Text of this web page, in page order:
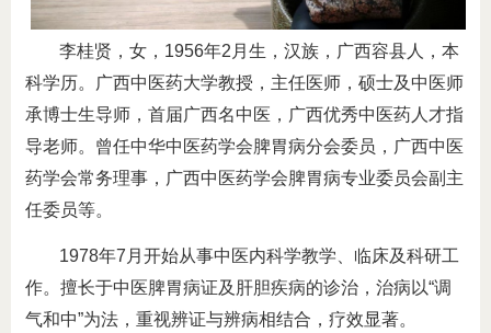
李桂贤，女，1956年2月生，汉族，广西容县人，本
科学历。广西中医药大学教授，主任医师，硕士及中医师
承博士生导师，首届广西名中医，广西优秀中医药人才指
导老师。曾任中华中医药学会脾胃病分会委员，广西中医
药学会常务理事，广西中医药学会脾胃病专业委员会副主
任委员等。
1978年7月开始从事中医内科学教学、临床及科研工
作。擅长于中医脾胃病证及肝胆疾病的诊治，治病以“调
气和中”为法，重视辨证与辨病相结合，疗效显著。